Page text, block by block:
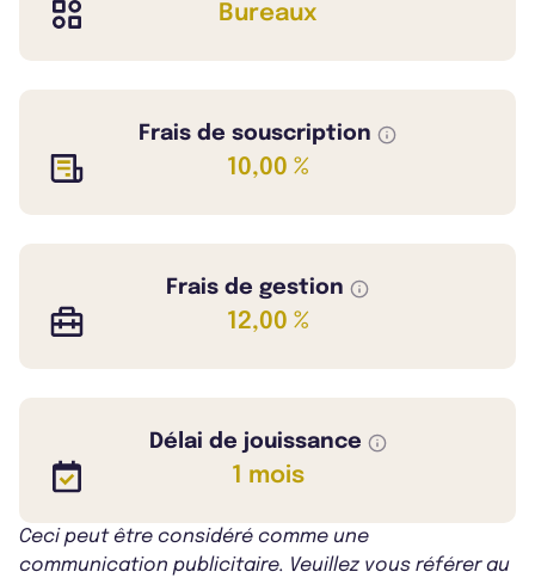
Bureaux
Frais de souscription
10,00 %
Frais de gestion
12,00 %
Délai de jouissance
1 mois
Ceci peut être considéré comme une
communication publicitaire. Veuillez vous référer au